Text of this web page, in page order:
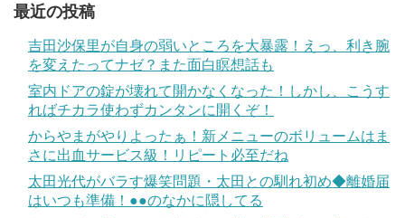
最近の投稿
吉田沙保里が自身の弱いところを大暴露！えっ、利き腕
を変えたってナゼ？また面白瞑想話も
室内ドアの錠が壊れて開かなくなった！しかし、こうす
ればチカラ使わずカンタンに開くぞ！
からやまがやりよったぁ！新メニューのボリュームはま
さに出血サービス級！リピート必至だね
太田光代がバラす爆笑問題・太田との馴れ初め◆離婚届
はいつも準備！●●のなかに隠してる